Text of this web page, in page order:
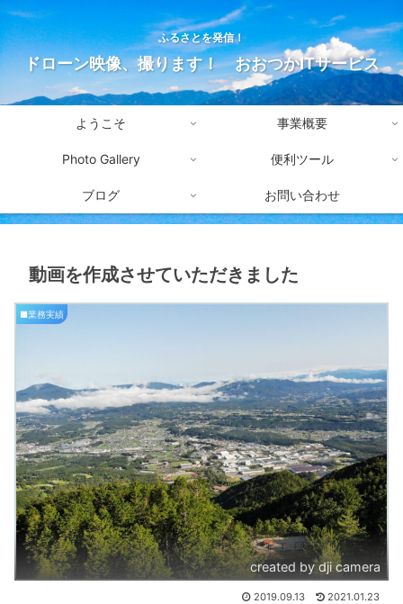
ふるさとを発信！
ドローン映像、撮ります！ おおつかITサービス
ようこそ 事業概要
Photo Gallery 便利ツール
ブログ お問い合わせ
動画を作成させていただきました
■業務実績
created by dji camera
2019.09.13 2021.01.23